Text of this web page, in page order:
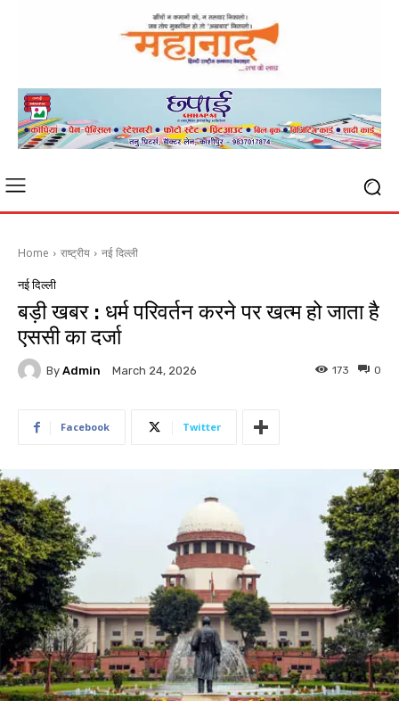
Home राष्ट्रीय नई दिल्ली
नई दिल्ली
बड़ी खबर : धर्म परिवर्तन करने पर खत्म हो जाता है
एससी का दर्जा
By Admin March 24, 2026 0
173
Facebook Twitter